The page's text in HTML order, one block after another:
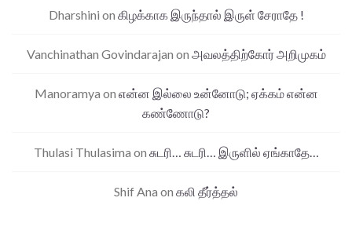
Dharshini on கிழக்காக இருந்தால் இருள் சேராதே !
Vanchinathan Govindarajan on அவலத்திற்கோர் அறிமுகம்
Manoramya on என்ன இல்லை உன்னோடு; ஏக்கம் என்ன
கண்ணோடு?
Thulasi Thulasima on சுடரி… சுடரி… இருளில் ஏங்காதே…
Shif Ana on கலி தீர்த்தல்